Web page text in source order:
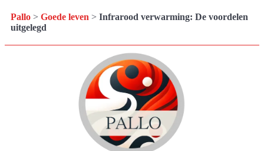
Pallo > Goede leven > Infrarood verwarming: De voordelen
uitgelegd